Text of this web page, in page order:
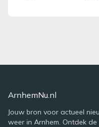
ArnhemNu.nl
Jouw bron voor actueel
weer in Arnhem. Ontdek